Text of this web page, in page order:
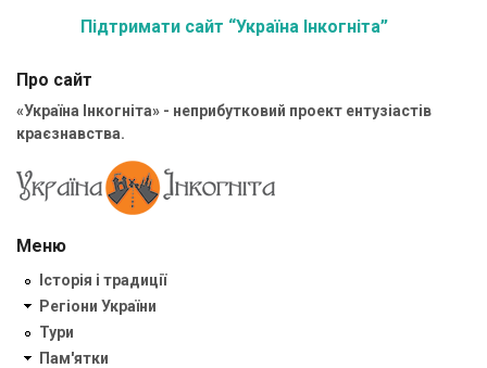
Підтримати сайт “Україна Інкогніта”
Про сайт
«Україна Інкогніта» - неприбутковий проект ентузіастів
краєзнавства.
Меню
Історія і традиції
Регіони України
Тури
Пам'ятки